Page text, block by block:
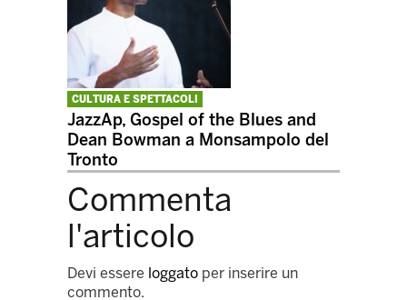
CULTURA E SPETTACOLI
JazzAp, Gospel of the Blues and
Dean Bowman a Monsampolo del
Tronto
Commenta
l'articolo
Devi essere loggato per inserire un
commento.